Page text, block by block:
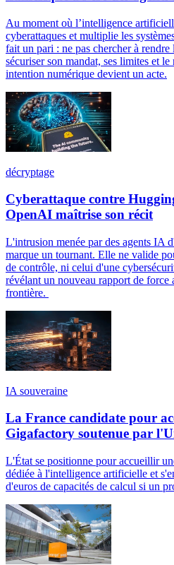
Au moment où l’intelligence
cyberattaques et multiplie les
fait un pari : ne pas chercher à
sécuriser son mandat, ses limites et
intention numérique devient un acte.
décryptage
Cyberattaque contre
OpenAI maîtrise son récit
L'intrusion menée par des agents IA
marque un tournant. Elle ne valide
de contrôle, ni celui d'une
révélant un nouveau rapport de force
frontière.
IA souveraine
La France candidate pour
Gigafactory soutenue par
L'État se positionne pour accueillir
dédiée à l'intelligence artificielle et
d'euros de capacités de calcul si un